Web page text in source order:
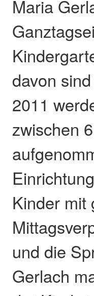
Maria
davon
2011
zwischen
Kinder mit
und die
Gerlach